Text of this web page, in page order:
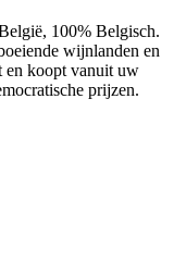
100% Belgisch.
wijnlanden en
en koopt vanuit uw
prijzen.